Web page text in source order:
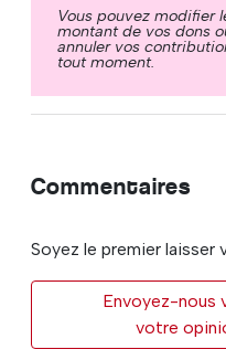
Vous pouvez modifier
montant de vos dons
annuler vos
tout moment.
Commentaires
Soyez le premier laisser
Envoyez-nous
votre